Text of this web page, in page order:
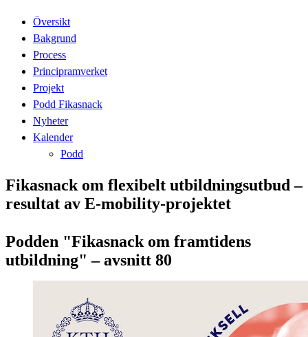
Översikt
Bakgrund
Process
Principramverket
Projekt
Podd Fikasnack
Nyheter
Kalender
Podd
Fikasnack om flexibelt utbildningsutbud –
resultat av E-mobility-projektet
Podden "Fikasnack om framtidens
utbildning" – avsnitt 80